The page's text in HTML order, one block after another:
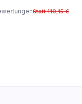
Statt 110,15 €